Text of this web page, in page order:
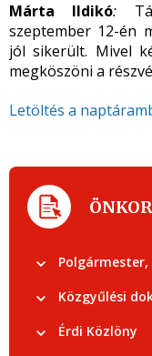
Márta Ildikó:
szeptember 12-én
jól sikerült. Mivel
megköszöni a
Letöltés a
Közgyűlési
Érdi Közlöny